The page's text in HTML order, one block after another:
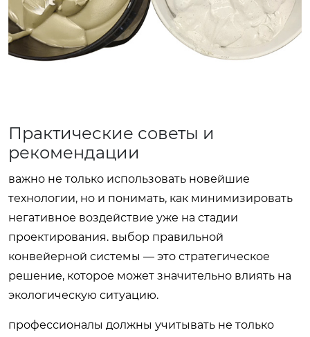
Практические советы и
рекомендации
важно не только использовать новейшие
технологии, но и понимать, как минимизировать
негативное воздействие уже на стадии
проектирования. выбор правильной
конвейерной системы — это стратегическое
решение, которое может значительно влиять на
экологическую ситуацию.
профессионалы должны учитывать не только